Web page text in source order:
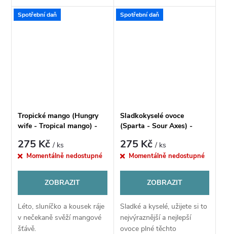
koolady. Takový vodní
meloun jste ještě neměli.
brusinkami pořádně nabudí
váše smysly.
Spotřební daň
Tropické mango (Hungry
wife - Tropical mango) -
& Vape 12ML
275 Kč/ ks
Momentálně nedostupné
ZOBRAZIT
Léto, sluníčko a kousek ráje
v nečekaně svěží mangové
šťávě.
Spotřební daň
Sladkokyselé ovoce
(Sparta - Sour Axes) -
& Vape 12ML
275 Kč/ ks
Momentálně nedostupné
ZOBRAZIT
Sladké a kyselé, užijete si to
nejvýraznější a nejlepší
ovoce plné těchto